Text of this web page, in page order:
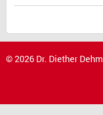
© 2026 Dr. Diether Dehm